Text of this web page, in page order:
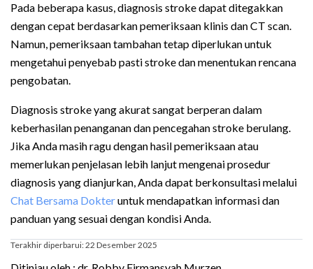
Pada beberapa kasus, diagnosis stroke dapat ditegakkan
dengan cepat berdasarkan pemeriksaan klinis dan CT scan.
Namun, pemeriksaan tambahan tetap diperlukan untuk
mengetahui penyebab pasti stroke dan menentukan rencana
pengobatan.
Diagnosis stroke yang akurat sangat berperan dalam
keberhasilan penanganan dan pencegahan stroke berulang.
Jika Anda masih ragu dengan hasil pemeriksaan atau
memerlukan penjelasan lebih lanjut mengenai prosedur
diagnosis yang dianjurkan, Anda dapat berkonsultasi melalui
Chat Bersama Dokteruntuk mendapatkan informasi dan
panduan yang sesuai dengan kondisi Anda.
Terakhir diperbarui: 22 Desember 2025